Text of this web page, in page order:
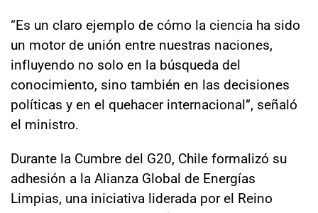
“Es un claro ejemplo de cómo la ciencia ha sido
un motor de unión entre nuestras naciones,
influyendo no solo en la búsqueda del
conocimiento, sino también en las decisiones
políticas y en el quehacer internacional”, señaló
el ministro.
Durante la Cumbre del G20, Chile formalizó su
adhesión a la Alianza Global de Energías
Limpias, una iniciativa liderada por el Reino